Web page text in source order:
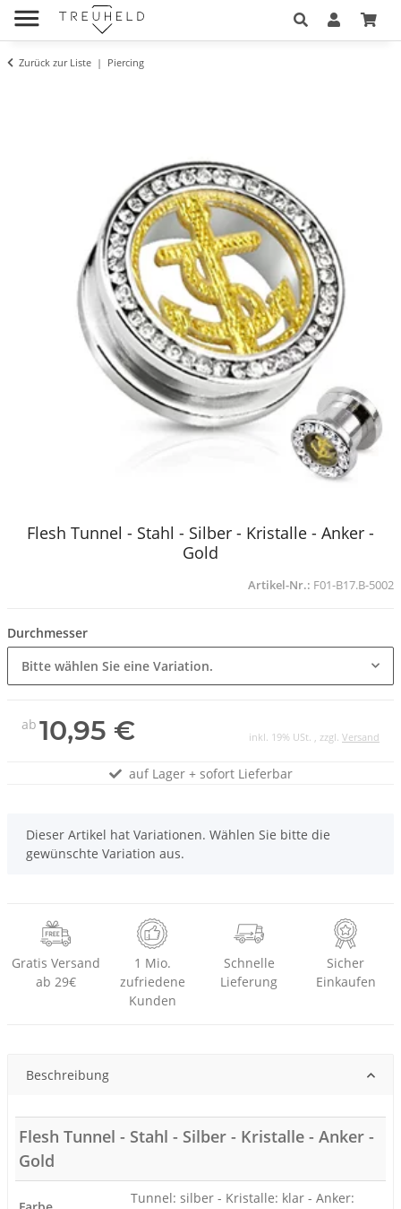
Zurück zur Liste Piercing
Flesh Tunnel - Stahl - Silber - Kristalle - Anker -
Gold
Artikel-Nr.: F01-B17.B-5002
Durchmesser
Bitte wählen Sie eine Variation.
ab 10,95 € inkl. 19% USt. , zzgl. Versand
auf Lager + sofort Lieferbar
x
Dieser Artikel hat Variationen. Wählen Sie bitte die
gewünschte Variation aus.
Gratis Versand
ab 29€
1 Mio.
zufriedene
Kunden
Schnelle
Lieferung
Sicher
Einkaufen
Beschreibung
Flesh Tunnel - Stahl - Silber - Kristalle - Anker -
Gold
Tunnel: silber - Kristalle: klar - Anker: